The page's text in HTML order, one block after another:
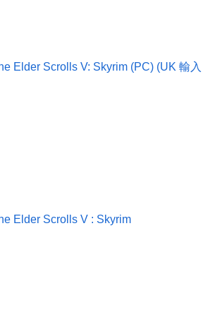
Elder Scrolls V: Skyrim (PC) (UK 輸入
Elder Scrolls V : Skyrim